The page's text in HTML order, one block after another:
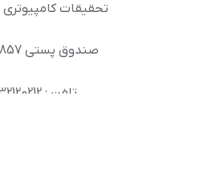
تحقیقات
صندوق پستی 3857 – 37185
تلفن : 32120212 – 025